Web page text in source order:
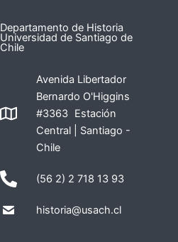
Departamento de Historia
Universidad de Santiago de
Chile
Avenida Libertador
Bernardo O'Higgins
#3363 Estación
Central | Santiago -
Chile
(56 2) 2 718 13 93
historia@usach.cl